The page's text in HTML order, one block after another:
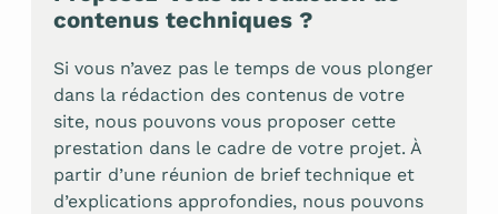
contenus techniques ?
Si vous n’avez pas le temps de vous plonger
dans la rédaction des contenus de votre
site, nous pouvons vous proposer cette
prestation dans le cadre de votre projet. À
partir d’une réunion de brief technique et
d’explications approfondies, nous pouvons